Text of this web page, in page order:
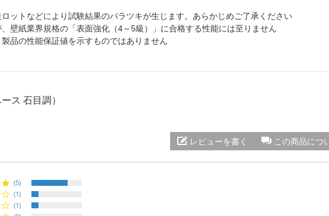
ットなどにより試験結果のバラツキが生じます。あらかじめご了承ください
壁紙業界規格の「表面強化（4～5級）」に合格する性能には至りません
品の性能保証値を示すものではありません
ス 石目調）
この商品につ
レビューを書く
(5)
(1)
(1)